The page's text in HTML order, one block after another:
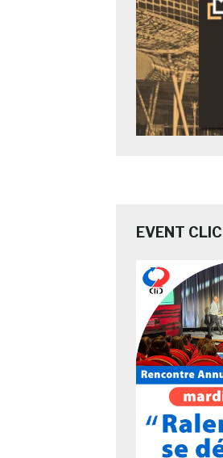
EVENT CLIC